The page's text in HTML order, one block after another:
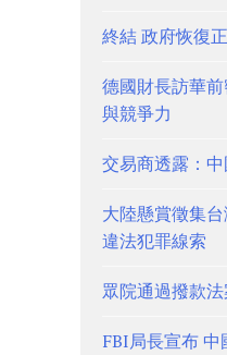
終結 政府恢復
德國財長訪華
與競爭力
交易商透露：
大陸懸賞徵集
違法犯罪線索
眾院通過撥款
FBI局長宣布